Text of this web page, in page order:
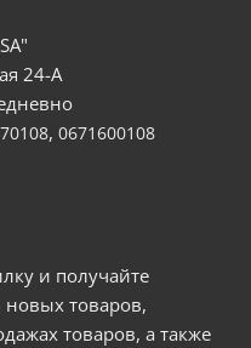
24-А
, 0671600108
и получайте
товаров,
товаров, а также